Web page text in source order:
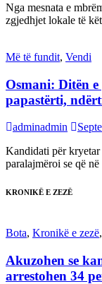
Nga mesnata e
zgjedhjet lokale të
Më të fundit, Vendi
Osmani: Ditën
papastërti,
adminadmin
Kandidati për
paralajmëroi se që
KRONIKË E ZEZË
Bota, Kronikë e zezë,
Akuzohen se
arrestohen 34